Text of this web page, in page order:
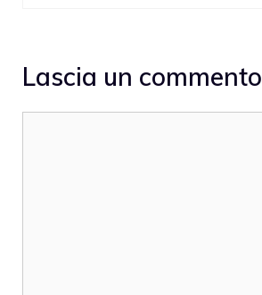
Lascia un commento